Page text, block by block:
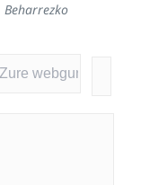
Beharrezko